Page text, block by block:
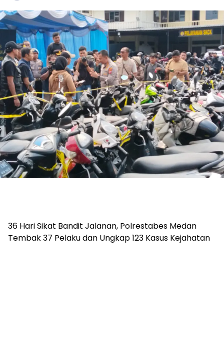
36 Hari Sikat Bandit Jalanan, Polrestabes Medan
Tembak 37 Pelaku dan Ungkap 123 Kasus Kejahatan